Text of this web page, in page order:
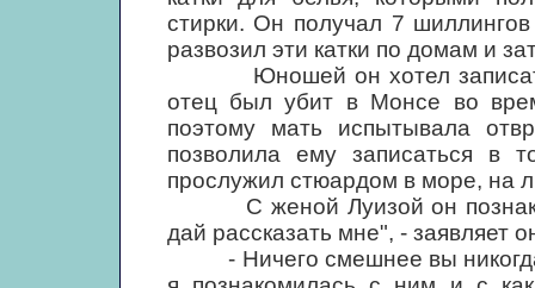
стирки. Он получал 7
развозил эти катки по домам и
Юношей он хотел
отец был убит в Монсе во
поэтому мать испытывала
позволила ему записаться в
прослужил стюардом в море, на
С женой Луизой он
дай рассказать мне", - заявляет
- Ничего смешнее вы